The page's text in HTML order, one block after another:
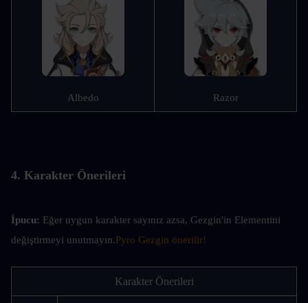
Albedo Razor
4. Karakter Önerileri
İpucu: Eğer uygun karakter sayınız azsa, Gezgin'in Elementini
değiştirmeyi unutmayın.Pyro Gezgin önerilir!
Karakter Önerileri